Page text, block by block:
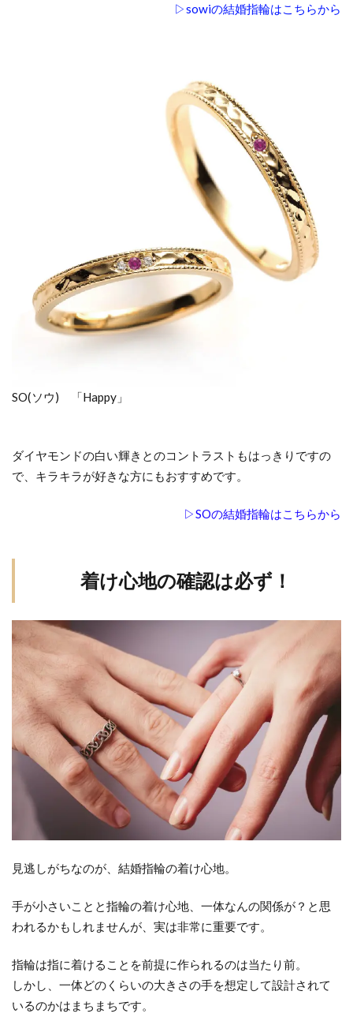
▷sowiの結婚指輪はこちらから
SO(ソウ) 「Happy」
ダイヤモンドの白い輝きとのコントラストもはっきりですの
で、キラキラが好きな方にもおすすめです。
▷SOの結婚指輪はこちらから
着け心地の確認は必ず！
見逃しがちなのが、結婚指輪の着け心地。
手が小さいことと指輪の着け心地、一体なんの関係が？と思
われるかもしれませんが、実は非常に重要です。
指輪は指に着けることを前提に作られるのは当たり前。
しかし、一体どのくらいの大きさの手を想定して設計されて
いるのかはまちまちです。